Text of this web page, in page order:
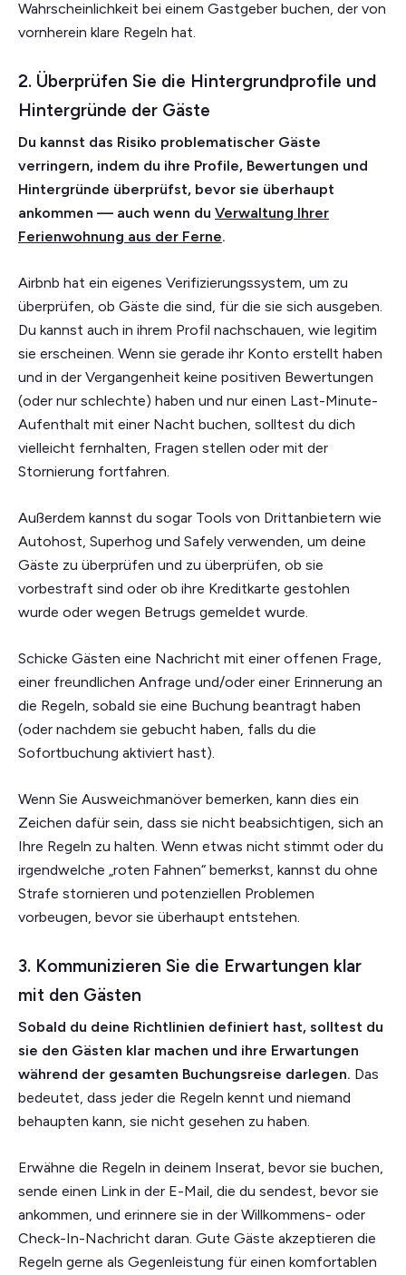
Wahrscheinlichkeit bei einem Gastgeber buchen, der von
vornherein klare Regeln hat.
2. Überprüfen Sie die Hintergrundprofile und
Hintergründe der Gäste
Du kannst das Risiko problematischer Gäste
verringern, indem du ihre Profile, Bewertungen und
Hintergründe überprüfst, bevor sie überhaupt
ankommen — auch wenn du Verwaltung Ihrer
Ferienwohnung aus der Ferne.
Airbnb hat ein eigenes Verifizierungssystem, um zu
überprüfen, ob Gäste die sind, für die sie sich ausgeben.
Du kannst auch in ihrem Profil nachschauen, wie legitim
sie erscheinen. Wenn sie gerade ihr Konto erstellt haben
und in der Vergangenheit keine positiven Bewertungen
(oder nur schlechte) haben und nur einen Last-Minute-
Aufenthalt mit einer Nacht buchen, solltest du dich
vielleicht fernhalten, Fragen stellen oder mit der
Stornierung fortfahren.
Außerdem kannst du sogar Tools von Drittanbietern wie
Autohost, Superhog und Safely verwenden, um deine
Gäste zu überprüfen und zu überprüfen, ob sie
vorbestraft sind oder ob ihre Kreditkarte gestohlen
wurde oder wegen Betrugs gemeldet wurde.
Schicke Gästen eine Nachricht mit einer offenen Frage,
einer freundlichen Anfrage und/oder einer Erinnerung an
die Regeln, sobald sie eine Buchung beantragt haben
(oder nachdem sie gebucht haben, falls du die
Sofortbuchung aktiviert hast).
Wenn Sie Ausweichmanöver bemerken, kann dies ein
Zeichen dafür sein, dass sie nicht beabsichtigen, sich an
Ihre Regeln zu halten. Wenn etwas nicht stimmt oder du
irgendwelche „roten Fahnen“ bemerkst, kannst du ohne
Strafe stornieren und potenziellen Problemen
vorbeugen, bevor sie überhaupt entstehen.
3. Kommunizieren Sie die Erwartungen klar
mit den Gästen
Sobald du deine Richtlinien definiert hast, solltest du
sie den Gästen klar machen und ihre Erwartungen
während der gesamten Buchungsreise darlegen. Das
bedeutet, dass jeder die Regeln kennt und niemand
behaupten kann, sie nicht gesehen zu haben.
Erwähne die Regeln in deinem Inserat, bevor sie buchen,
sende einen Link in der E-Mail, die du sendest, bevor sie
ankommen, und erinnere sie in der Willkommens- oder
Check-In-Nachricht daran. Gute Gäste akzeptieren die
Regeln gerne als Gegenleistung für einen komfortablen